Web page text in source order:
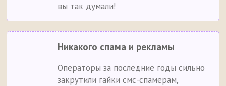
вы так думали!
Никакого спама и рекламы
Операторы за последние годы сильно
закрутили гайки смс-спамерам,